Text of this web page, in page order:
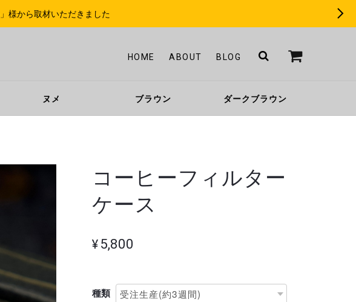
様から取材いただきました
HOME ABOUT BLOG
ヌメ ブラウン ダークブラウン
コーヒーフィルター
ケース
¥5,800
種類